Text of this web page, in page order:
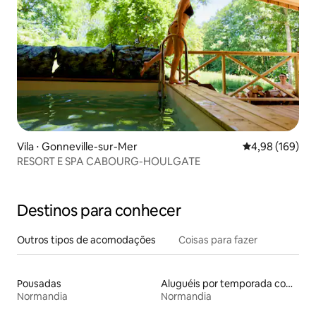
Vila ⋅ Gonneville-sur-Mer 4,98 de uma
4,98 (169)
RESORT E SPA CABOURG-HOULGATE
Destinos para conhecer
Outros tipos de acomodações Coisas para fazer
Pousadas
Normandia
Aluguéis por temporada com banheira de hidromassagem
Normandia